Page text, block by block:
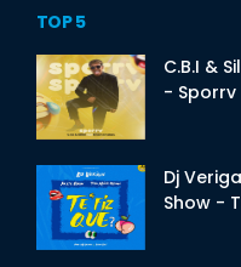
TOP 5
C.B.I &
-
Dj
Show -